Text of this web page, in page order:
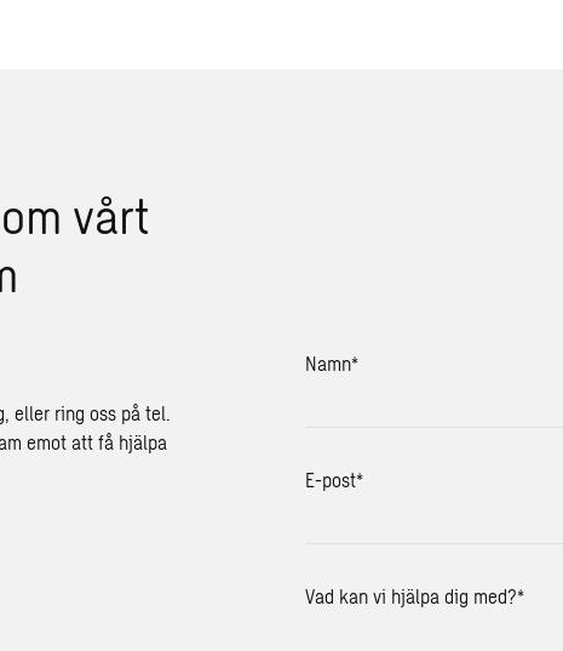
vårt
eller ring oss på tel.
emot att få hjälpa
Namn*
E-post*
Vad kan vi hjälpa dig med?*